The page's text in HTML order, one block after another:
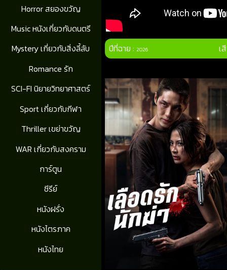
Horror สยองขวัญ
Music หนังเกี่ยวกับดนตรี
Mystery เกี่ยวกับสิ่งลี้ลับ
Romance รัก
SCI-FI นิยายวิทยาศาสตร์
Sport เกี่ยวกับกีฬา
Thriller เขย่าขวัญ
WAR เกี่ยวกับสงคราม
การ์ตูน
ซีรีย์
หนังฝรั่ง
หนังไตรภาค
หนังไทย
ปีที่ฉาย :2026 เ